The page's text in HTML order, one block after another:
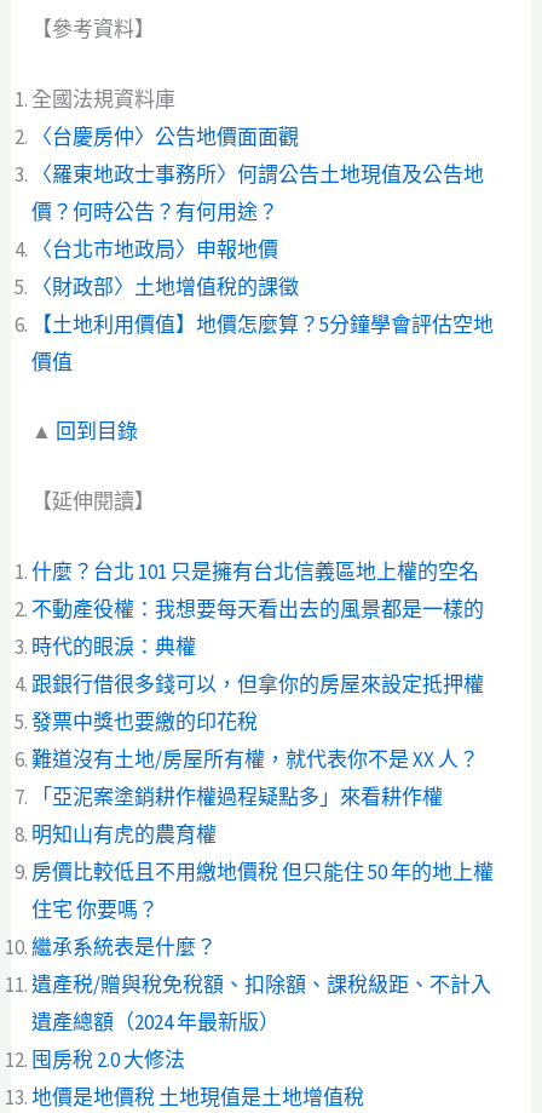
【參考資料】
全國法規資料庫
〈台慶房仲〉公告地價面面觀
〈羅東地政士事務所〉何謂公告土地現值及公告地
價？何時公告？有何用途？
〈台北市地政局〉申報地價
〈財政部〉土地增值稅的課徵
【土地利用價值】地價怎麼算？5分鐘學會評估空地
價值
▲ 回到目錄
【延伸閱讀】
什麼？台北 101 只是擁有台北信義區地上權的空名
不動產役權：我想要每天看出去的風景都是一樣的
時代的眼淚：典權
跟銀行借很多錢可以，但拿你的房屋來設定抵押權
發票中獎也要繳的印花稅
難道沒有土地/房屋所有權，就代表你不是 XX 人？
「亞泥案塗銷耕作權過程疑點多」來看耕作權
明知山有虎的農育權
房價比較低且不用繳地價稅 但只能住 50 年的地上權
住宅 你要嗎？
繼承系統表是什麼？
遺產税/贈與稅免稅額、扣除額、課稅級距、不計入
遺產總額（2024 年最新版）
囤房稅 2.0 大修法
地價是地價稅 土地現值是土地增值稅